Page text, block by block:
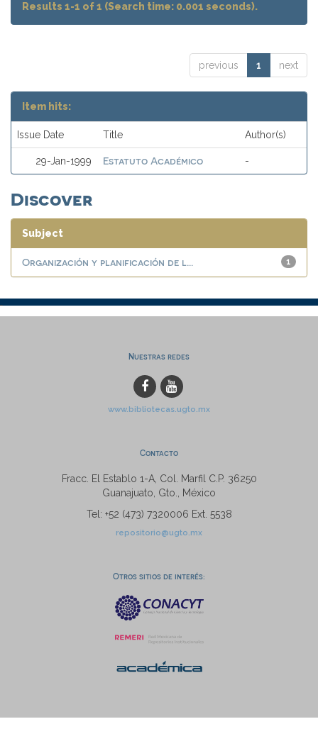
Results 1-1 of 1 (Search time: 0.001 seconds).
previous 1 next
Item hits:
Issue Date Title Author(s)
29-Jan-1999 Estatuto Académico -
Discover
Subject
1
Organización y planificación de l...
Nuestras redes
www.bibliotecas.ugto.mx
Contacto
Fracc. El Establo 1-A, Col. Marfil C.P. 36250
Guanajuato, Gto., México
Tel: +52 (473) 7320006 Ext. 5538
repositorio@ugto.mx
Otros sitios de interés: